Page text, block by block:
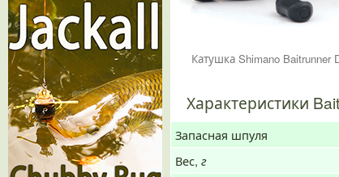
Катушка Shimano Baitrunner
Характеристики
Запасная шпуля
Вес, г